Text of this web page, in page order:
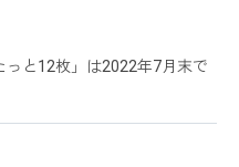
と12枚」は2022年7月末で